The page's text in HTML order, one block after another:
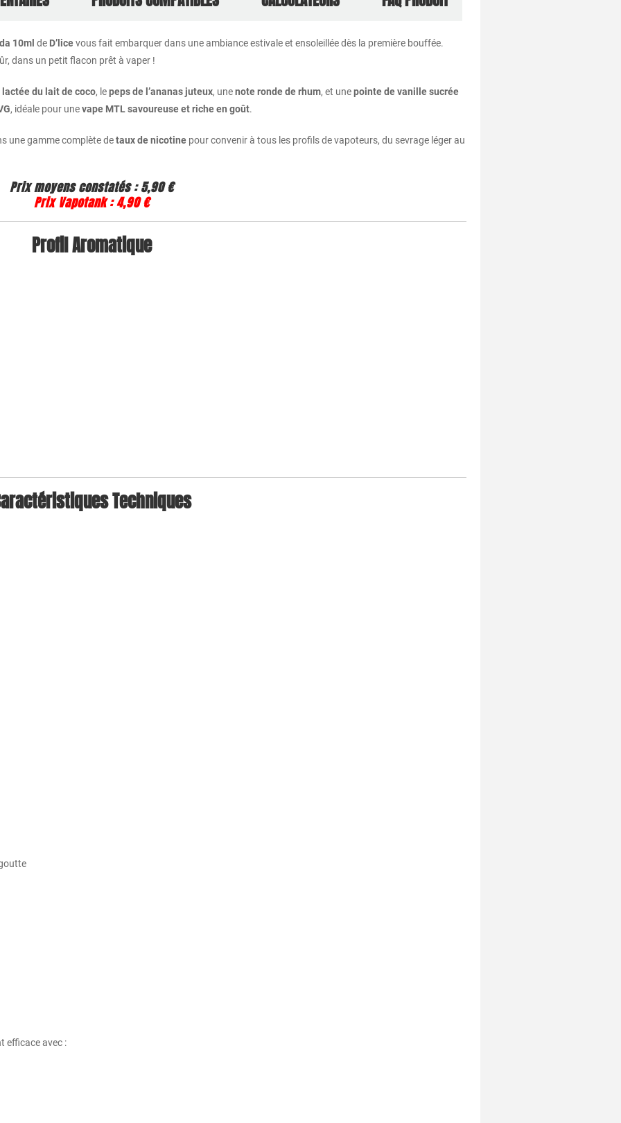
10ml de D’licevousfait embarquerdans uneambianceestivaleet ensoleilléedès la première bouffée.
dans un petit flacon prêt à vaper !
lactéedu laitdecoco, lepepsde l’ananas juteux, unenoterondederhum, et unepointedevanillesucrée
, idéale pour unevape MTLsavoureuseetricheen goût.
unegammecomplètedetauxdenicotine pourconvenirà tous les profilsdevapoteurs, du sevrage légerau
Prixmoyensconstatés :5,90 €
PrixVapotank :4,90 €
ProfilAromatique
Techniques
efficaceavec :